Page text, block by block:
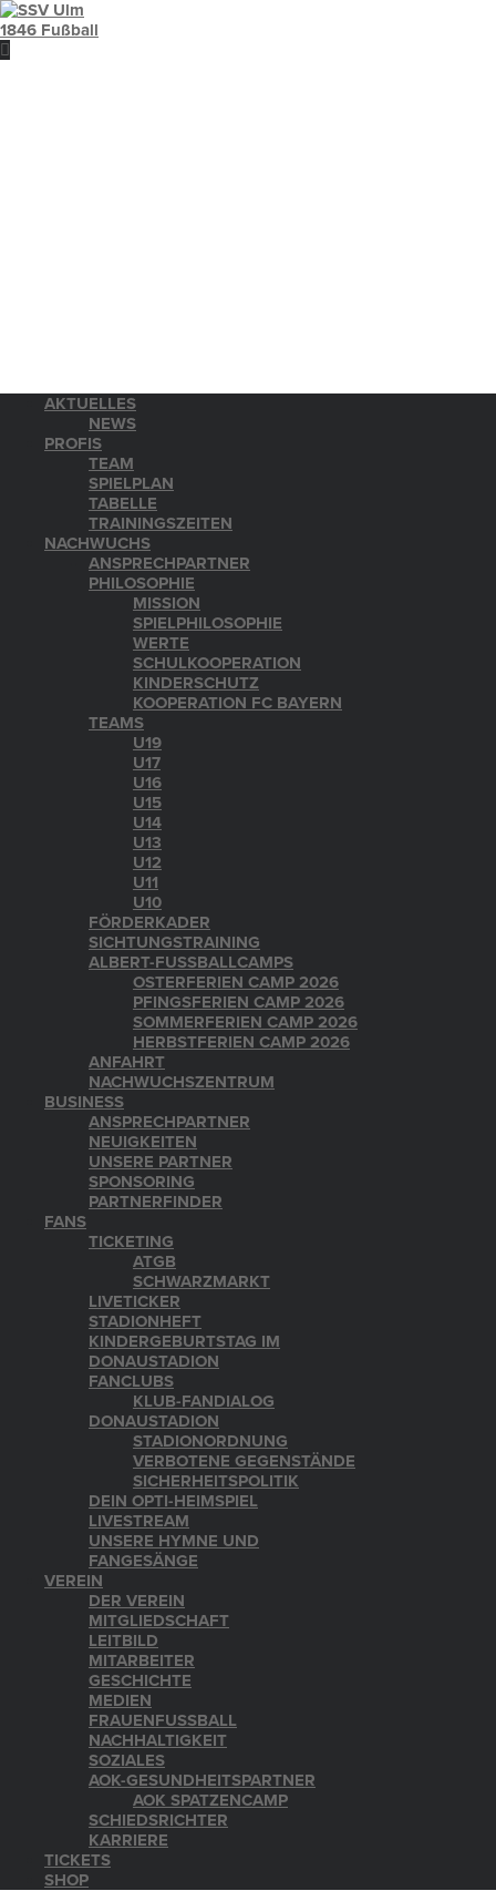
AKTUELLES
NEWS
PROFIS
TEAM
SPIELPLAN
TABELLE
TRAININGSZEITEN
NACHWUCHS
ANSPRECHPARTNER
PHILOSOPHIE
MISSION
SPIELPHILOSOPHIE
WERTE
SCHULKOOPERATION
KINDERSCHUTZ
KOOPERATION FC BAYERN
TEAMS
U19
U17
U16
U15
U14
U13
U12
U11
U10
FÖRDERKADER
SICHTUNGSTRAINING
ALBERT-FUSSBALLCAMPS
OSTERFERIEN CAMP 2026
PFINGSFERIEN CAMP 2026
SOMMERFERIEN CAMP 2026
HERBSTFERIEN CAMP 2026
ANFAHRT
NACHWUCHSZENTRUM
BUSINESS
ANSPRECHPARTNER
NEUIGKEITEN
UNSERE PARTNER
SPONSORING
PARTNERFINDER
FANS
TICKETING
ATGB
SCHWARZMARKT
LIVETICKER
STADIONHEFT
KINDERGEBURTSTAG IM
DONAUSTADION
FANCLUBS
KLUB-FANDIALOG
DONAUSTADION
STADIONORDNUNG
VERBOTENE GEGENSTÄNDE
SICHERHEITSPOLITIK
DEIN OPTI-HEIMSPIEL
LIVESTREAM
UNSERE HYMNE UND
FANGESÄNGE
VEREIN
DER VEREIN
MITGLIEDSCHAFT
LEITBILD
MITARBEITER
GESCHICHTE
MEDIEN
FRAUENFUSSBALL
NACHHALTIGKEIT
SOZIALES
AOK-GESUNDHEITSPARTNER
AOK SPATZENCAMP
SCHIEDSRICHTER
KARRIERE
TICKETS
SHOP